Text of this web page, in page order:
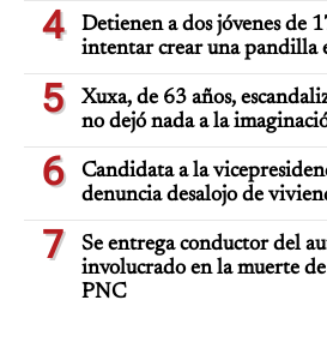
4
Detienen a dos jóvenes de
intentar crear una pandilla
5
Xuxa, de 63 años,
no dejó nada a la
6
Candidata a la
denuncia desalojo de
7
Se entrega conductor del
involucrado en la muerte
PNC